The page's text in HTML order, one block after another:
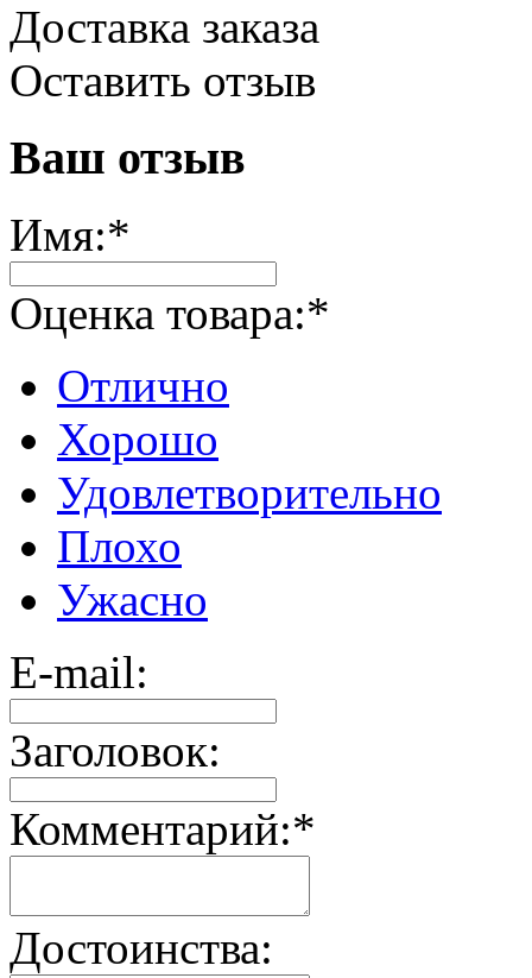
Доставка заказа
Оставить отзыв
Ваш отзыв
Имя:*
Оценка товара:*
Отлично
Хорошо
Удовлетворительно
Плохо
Ужасно
E-mail:
Заголовок:
Комментарий:*
Достоинства: